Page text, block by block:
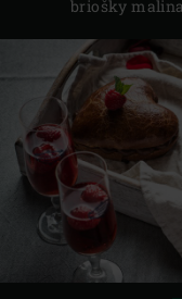
briošky